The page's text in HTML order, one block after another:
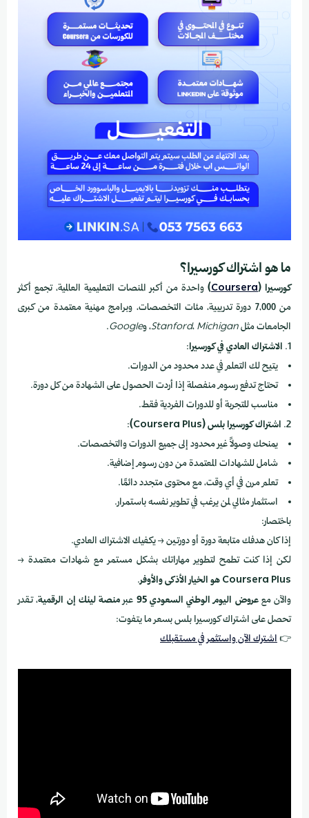
ما هو اشتراك كورسيرا؟
كورسيرا (Coursera
) واحدة من أكبر المنصات التعليمية العالمية، تجمع أكثر
من 7,000 دورة تدريبية، مئات التخصصات، وبرامج مهنية معتمدة من كبرى
الجامعات مثل
Stanford،Michigan ، وGoogle
.
1. الاشتراك العادي في كورسيرا:
يتيح لك التعلم في عدد محدود من الدورات.
تحتاج تدفع رسوم منفصلة إذا أردت الحصول على الشهادة من كل دورة.
مناسب للتجربة أو للدورات الفردية فقط.
2. اشتراك كورسيرا بلس (Coursera Plus)
:
يمنحك وصولاً غير محدود إلى جميع الدورات والتخصصات.
شامل للشهادات المعتمدة من دون رسوم إضافية.
تعلم مرن في أي وقت، مع محتوى متجدد دائمًا.
استثمار مثالي لمن يرغب في تطوير نفسه باستمرار.
باختصار:
إذا كان هدفك متابعة دورة أو دورتين → يكفيك الاشتراك العادي.
لكن إذا كنت تطمح لتطوير مهاراتك بشكل مستمر مع شهادات معتمدة →
Coursera Plus هو الخيار الأذكى والأوفر
.
والآن مععروض اليوم الوطني السعودي 95 عبرمنصة لينك إن الرقمية، تقدر
تحصل على اشتراك كورسيرا بلس بسعر ما يتفوت:
👉اشترك الآن واستثمر في مستقبلك